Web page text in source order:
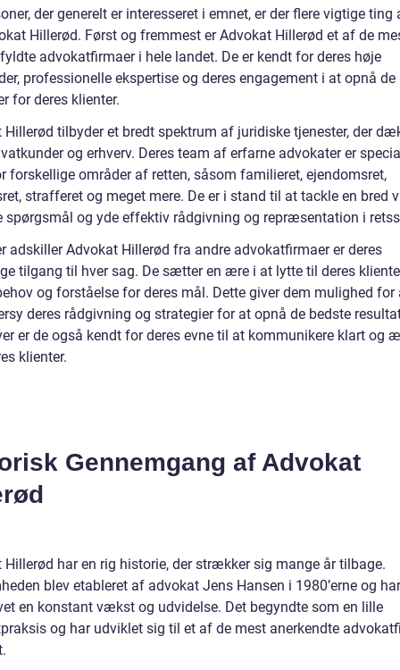
der generelt er interesseret i emnet, er der flere vigtige ting
Hillerød. Først og fremmest er Advokat Hillerød et af de
advokatfirmaer i hele landet. De er kendt for deres høje
professionelle ekspertise og deres engagement i at opnå de
for deres klienter.
Hillerød tilbyder et bredt spektrum af juridiske tjenester, der
og erhverv. Deres team af erfarne advokater er
forskellige områder af retten, såsom familieret, ejendomsret,
strafferet og meget mere. De er i stand til at tackle en bred
spørgsmål og yde effektiv rådgivning og repræsentation i
adskiller Advokat Hillerød fra andre advokatfirmaer er deres
tilgang til hver sag. De sætter en ære i at lytte til deres
og forståelse for deres mål. Dette giver dem mulighed for
deres rådgivning og strategier for at opnå de bedste
er de også kendt for deres evne til at kommunikere klart og
klienter.
Gennemgang af Advokat
Hillerød har en rig historie, der strækker sig mange år tilbage.
blev etableret af advokat Jens Hansen i 1980’erne og
en konstant vækst og udvidelse. Det begyndte som en lille
og har udviklet sig til et af de mest anerkendte